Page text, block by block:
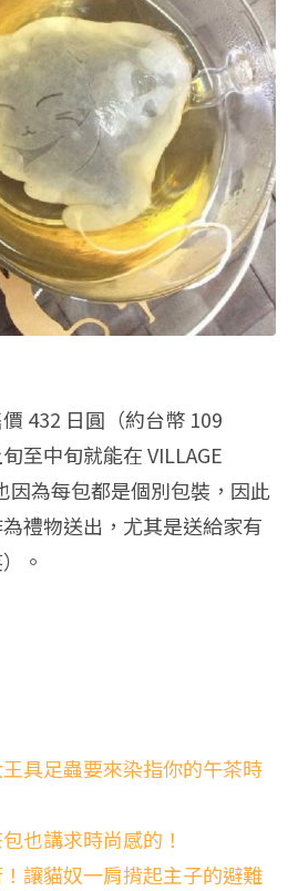
432 日圓（約台幣 109
至中旬就能在 VILLAGE
因為每包都是個別包裝，因此
禮物送出，尤其是送給家有
。
具足蟲要來染指你的午茶時
也講求時尚感的！
讓貓奴一肩揹起主子的避難